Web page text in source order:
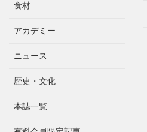
食材
アカデミー
ニュース
歴史・文化
本誌一覧